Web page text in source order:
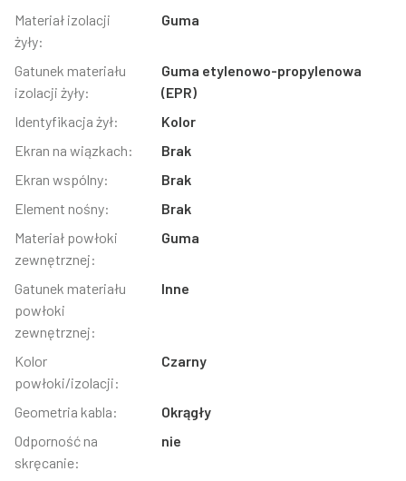
Materiał izolacji
żyły:
Guma
Gatunek materiału
izolacji żyły:
Guma etylenowo-propylenowa
(EPR)
Identyfikacja żył:
Kolor
Ekran na wiązkach:
Brak
Ekran wspólny:
Brak
Element nośny:
Brak
Materiał powłoki
zewnętrznej:
Guma
Gatunek materiału
powłoki
zewnętrznej:
Inne
Kolor
powłoki/izolacji:
Czarny
Geometria kabla:
Okrągły
Odporność na
skręcanie:
nie